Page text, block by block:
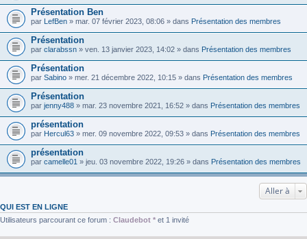
Présentation Ben
par LefBen » mar. 07 février 2023, 08:06 » dans Présentation des membres
Présentation
par clarabssn » ven. 13 janvier 2023, 14:02 » dans Présentation des membres
Présentation
par Sabino » mer. 21 décembre 2022, 10:15 » dans Présentation des membres
Présentation
par jenny488 » mar. 23 novembre 2021, 16:52 » dans Présentation des membres
présentation
par Hercul63 » mer. 09 novembre 2022, 09:53 » dans Présentation des membres
présentation
par camelle01 » jeu. 03 novembre 2022, 19:26 » dans Présentation des membres
Aller à
QUI EST EN LIGNE
Utilisateurs parcourant ce forum : Claudebot * et 1 invité